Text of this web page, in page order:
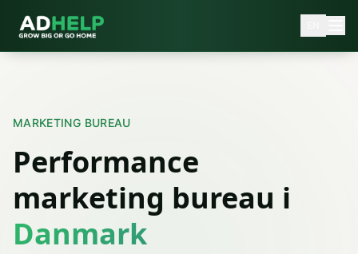
MARKETING BUREAU
Performance
marketing bureau i
Danmark